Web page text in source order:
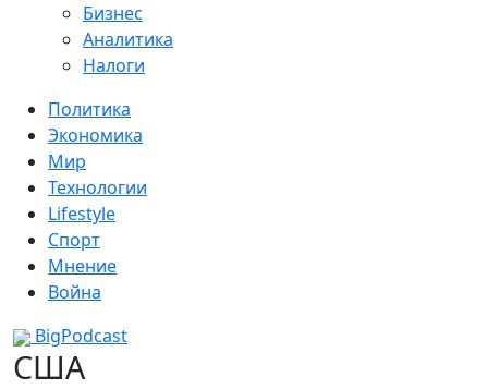
Бизнес
Аналитика
Налоги
Политика
Экономика
Мир
Технологии
Lifestyle
Спорт
Мнение
Война
BigPodcast
США